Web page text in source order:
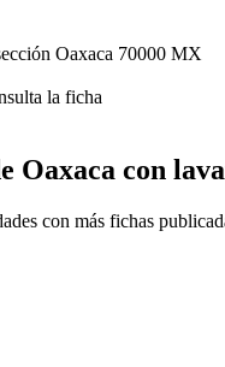
Oaxaca 70000 MX
la ficha
Oaxaca con
con más fichas